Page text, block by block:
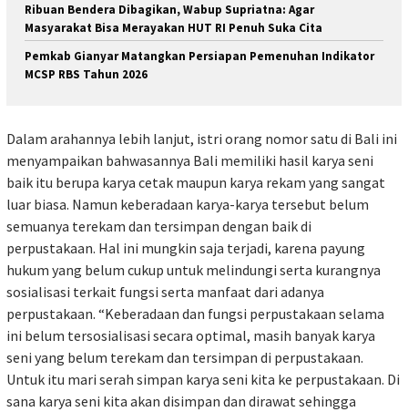
Ribuan Bendera Dibagikan, Wabup Supriatna: Agar
Masyarakat Bisa Merayakan HUT RI Penuh Suka Cita
Pemkab Gianyar Matangkan Persiapan Pemenuhan Indikator
MCSP RBS Tahun 2026
Dalam arahannya lebih lanjut, istri orang nomor satu di Bali ini
menyampaikan bahwasannya Bali memiliki hasil karya seni
baik itu berupa karya cetak maupun karya rekam yang sangat
luar biasa. Namun keberadaan karya-karya tersebut belum
semuanya terekam dan tersimpan dengan baik di
perpustakaan. Hal ini mungkin saja terjadi, karena payung
hukum yang belum cukup untuk melindungi serta kurangnya
sosialisasi terkait fungsi serta manfaat dari adanya
perpustakaan. “Keberadaan dan fungsi perpustakaan selama
ini belum tersosialisasi secara optimal, masih banyak karya
seni yang belum terekam dan tersimpan di perpustakaan.
Untuk itu mari serah simpan karya seni kita ke perpustakaan. Di
sana karya seni kita akan disimpan dan dirawat sehingga